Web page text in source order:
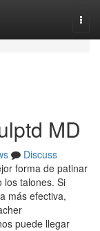
MD
Discuss
forma de patinar
los talones. Si
más efectiva,
puede llegar